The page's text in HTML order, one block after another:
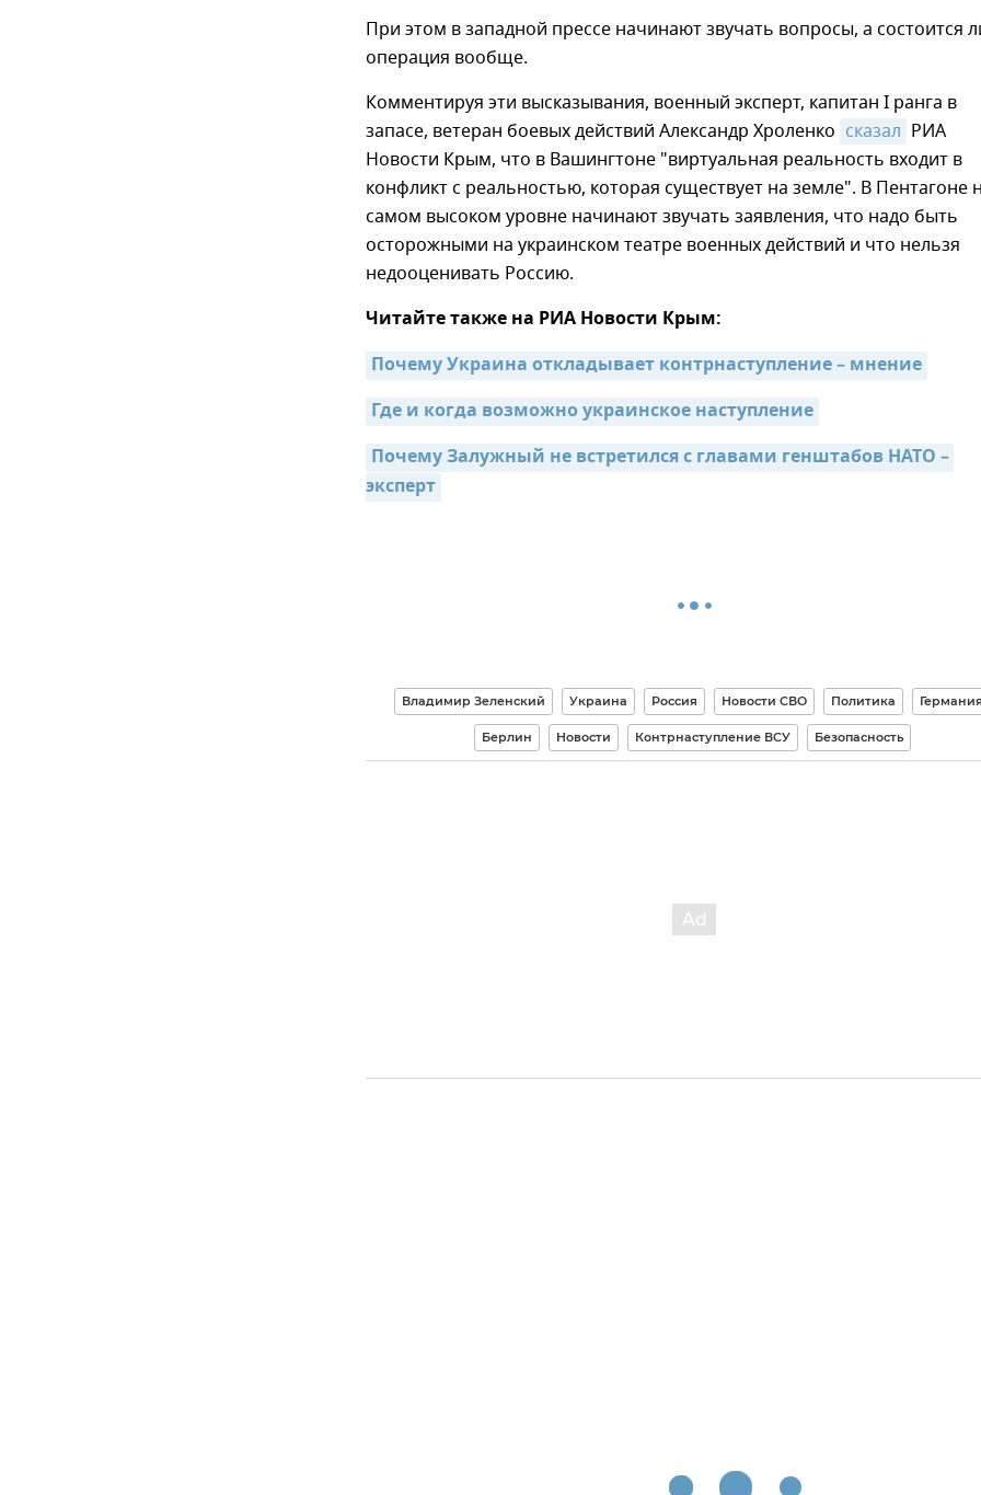
При этом в западной прессе начинают звучать вопросы, а состоится
операция вообще.
Комментируя эти высказывания, военный эксперт, капитан I ранга в
запасе, ветеран боевых действий Александр Хроленко сказал РИА
Новости Крым, что в Вашингтоне "виртуальная реальность входит в
конфликт с реальностью, которая существует на земле". В Пентагоне
самом высоком уровне начинают звучать заявления, что надо быть
осторожными на украинском театре военных действий и что нельзя
недооценивать Россию.
Читайте также на РИА Новости Крым:
Почему Украина откладывает контрнаступление – мнение
Где и когда возможно украинское наступление
Почему Залужный не встретился с главами генштабов НАТО –
эксперт
Владимир Зеленский Украина Россия Новости СВО Политика
Берлин Новости Контрнаступление ВСУ Безопасность